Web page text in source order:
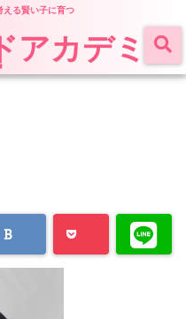
る賢い子に育つ
アカデミ